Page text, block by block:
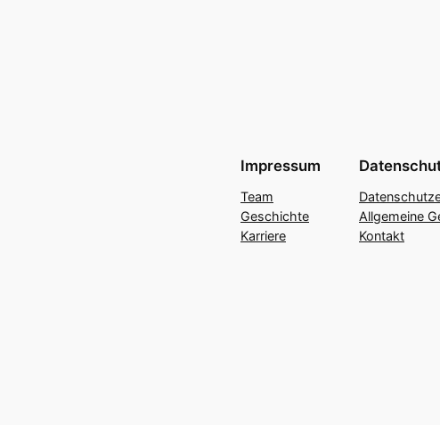
Impressum
Team
Geschichte
Karriere
Allgemeine
Kontakt